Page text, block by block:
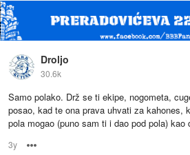
Droljo
30.6k
Samo polako. Drž se ti ekipe, nogometa,
posao, kad te ona prava uhvati za kahones,
pola mogao (puno sam ti i dao pod pola) kao
3y